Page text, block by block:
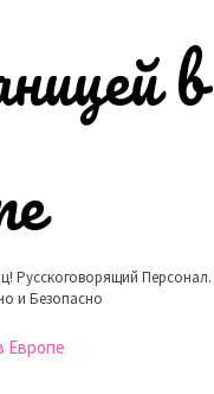
в
Русскоговорящий Персонал.
и Безопасно